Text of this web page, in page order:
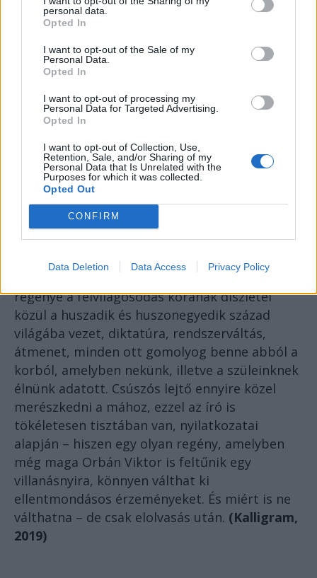
personal data.
Opted In
I want to opt-out of the Sale of my
Personal Data.
Opted In
I want to opt-out of processing my
Personal Data for Targeted Advertising.
Opted In
I want to opt-out of Collection, Use,
Retention, Sale, and/or Sharing of my
Personal Data that Is Unrelated with the
Purposes for which it was collected.
Opted Out
CONFIRM
Data Deletion Data Access Privacy Policy
Péterfy Gergely aKitömött barbárralbeírta
magát azon szerzők sorába, akiknek az új
művét látatlanban is várjuk. Idén megjelent
regénye a felvilágosodás korának díszletei
közül a huszadik és huszonegyedik század
világába vezet, diktatúra, rendszerváltás,
átmenet, minden ott gomolyog benne abból a
korból, amelyben nekünk, illetve a szüleinknek
élnünk adatott. Csúszós lejtő ennyire közel
merészkedni a mához, ezzel az író is
tökéletesen tisztában van, nyilatkozatai
alapján – hiszen egy olyan regény, amelyben
még maga Orbán Viktor is feltűnik egy
villanásnyira, könnyen válthat ki
ellentmondásos érzeményeket. És miért is ne
válthatna – de csak elolvasás után. (Kalligram,
2019)